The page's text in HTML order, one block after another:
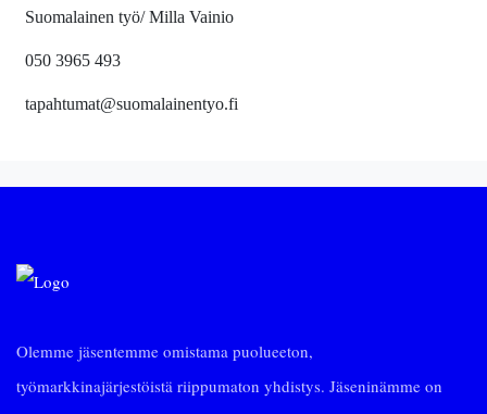
Suomalainen työ/ Milla Vainio
050 3965 493
tapahtumat@suomalainentyo.fi
Olemme jäsentemme omistama puolueeton,
työmarkkinajärjestöistä riippumaton yhdistys. Jäseninämme on